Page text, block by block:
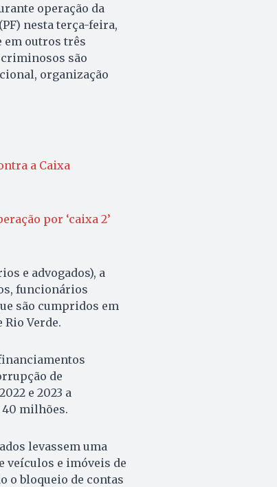
operação da
nesta terça-feira,
em outros três
são
organização
a Caixa
por ‘caixa 2’
e advogados), a
funcionários
são cumpridos em
Rio Verde.
de
e 2023 a
milhões.
levassem uma
veículos e imóveis de
o bloqueio de contas